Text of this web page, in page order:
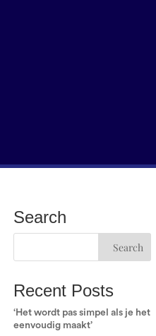
Search
Recent Posts
‘Het wordt pas simpel als je het
eenvoudig maakt’